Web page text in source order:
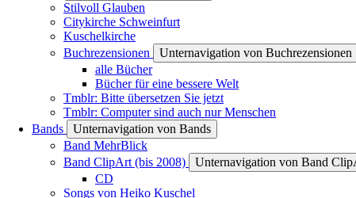
Stilvoll Glauben
Citykirche Schweinfurt
Kuschelkirche
Buchrezensionen
Unternavigation von Buchrezensionen
alle Bücher
Bücher für eine bessere Welt
Tmblr: Bitte übersetzen Sie jetzt
Tmblr: Computer sind auch nur Menschen
Bands
Unternavigation von Bands
Band MehrBlick
Band ClipArt (bis 2008)
Unternavigation von Band
CD
Songs von Heiko Kuschel